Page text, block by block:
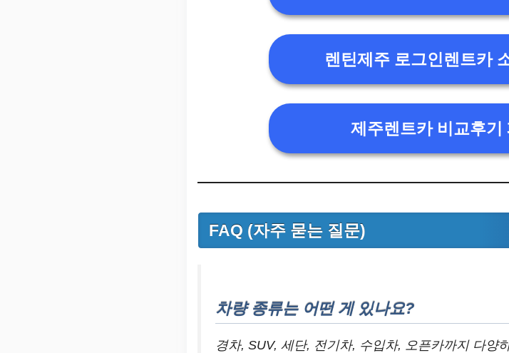
렌틴제주 로그인렌트카
제주렌트카 비교후기
FAQ (자주 묻는 질문)
차량 종류는 어떤 게 있나요?
경차, SUV, 세단, 전기차, 수입차, 오픈카까지 다양